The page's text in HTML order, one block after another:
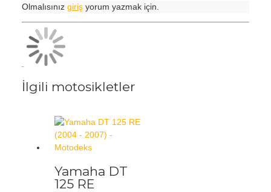
Olmalısınız girişyorum yazmak için.
İlgili motosikletler
Yamaha DT
125 RE